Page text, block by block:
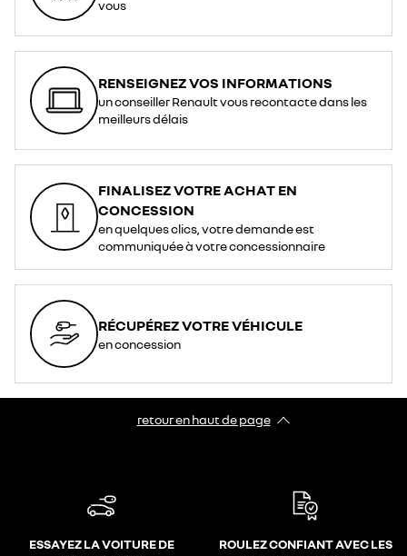
vous
RENSEIGNEZ VOS INFORMATIONS
un conseiller Renault vous recontacte dans les
meilleurs délais
FINALISEZ VOTRE ACHAT EN
CONCESSION
en quelques clics, votre demande est
communiquée à votre concessionnaire
RÉCUPÉREZ VOTRE VÉHICULE
en concession
retour en haut de page​
ESSAYEZ LA VOITURE DE
ROULEZ CONFIANT AVEC LES